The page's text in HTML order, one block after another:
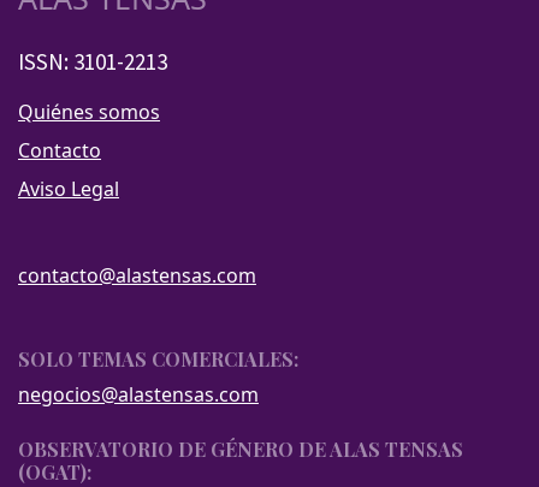
ISSN: 3101-2213
Quiénes somos
Contacto
Aviso Legal
contacto@alastensas.com
SOLO TEMAS COMERCIALES:
negocios@alastensas.com
OBSERVATORIO DE GÉNERO DE ALAS TENSAS
(OGAT):